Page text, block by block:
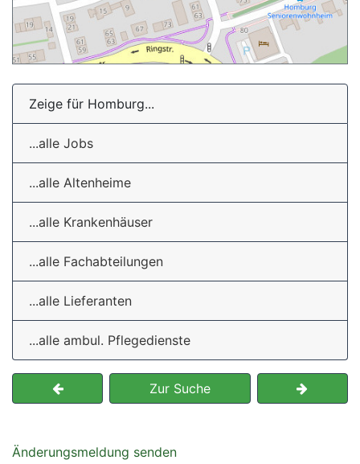
Zeige für Homburg...
...alle Jobs
...alle Altenheime
...alle Krankenhäuser
...alle Fachabteilungen
...alle Lieferanten
...alle ambul. Pflegedienste
Zur Suche
Änderungsmeldung senden